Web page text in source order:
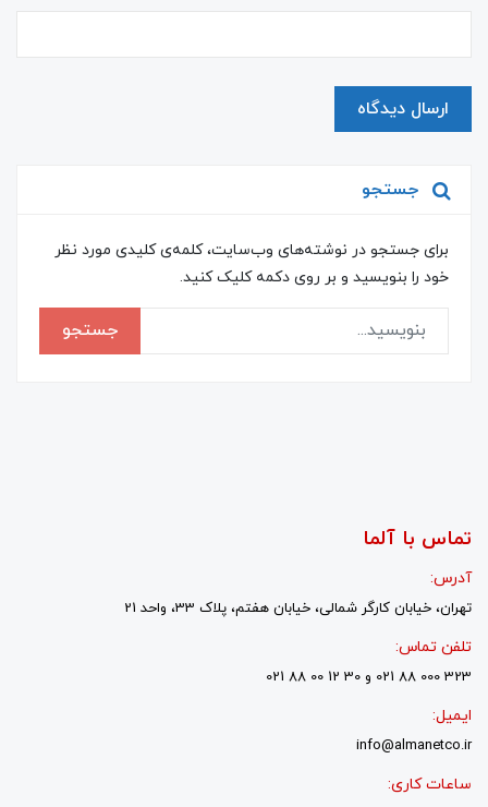
ارسال دیدگاه
جستجو
برای جستجو در نوشته‌های وب‌سایت، کلمه‌ی کلیدی مورد نظر
خود را بنویسید و بر روی دکمه کلیک کنید.
جستجو
تماس با آلما
آدرس:
تهران، خیابان کارگر شمالی، خیابان هفتم، پلاک 33، واحد 21
تلفن تماس:
323 000 88 021 و 30 12 00 88 021
ایمیل:
info@almanetco.ir
ساعات کاری: